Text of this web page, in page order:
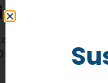
con
por su
y SL99K Elite de